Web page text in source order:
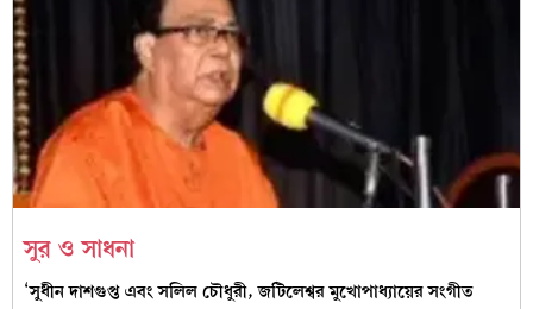
সুর ও সাধনা
‘সুধীন দাশগুপ্ত এবং সলিল চৌধুরী, জটিলেশ্বর মুখোপাধ্যায়ের সংগীত